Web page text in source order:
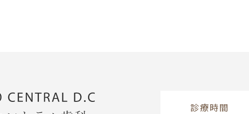
診療時間